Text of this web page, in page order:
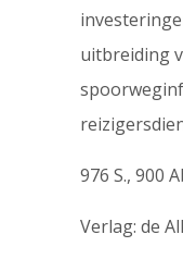
uitbreiding
976 S., 900
Verlag: de